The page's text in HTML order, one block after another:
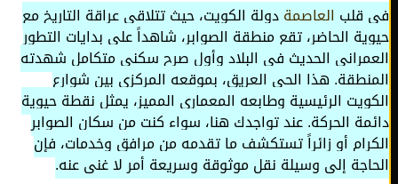
قلبالعاصمةدولة الكويت، حيث تتلاقى عراقة التاريخ مع
الحاضر، تقع منطقة الصوابر، شاهداً على بدايات التطور
الحديث في البلاد وأول صرح سكني متكامل شهدته
هذا الحي العريق، بموقعه المركزي بين شوارع
الرئيسية وطابعه المعماري المميز، يمثل نقطة حيوية
الحركة. عند تواجدك هنا، سواء كنت من سكان الصوابر
أو زائراً تستكشف ما تقدمه من مرافق وخدمات، فإن
إلى وسيلة نقل موثوقة وسريعة أمر لا غنى عنه.